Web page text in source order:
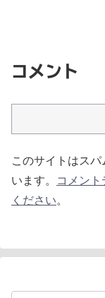
コメント
このサイトはス
います。
コメン
ください。